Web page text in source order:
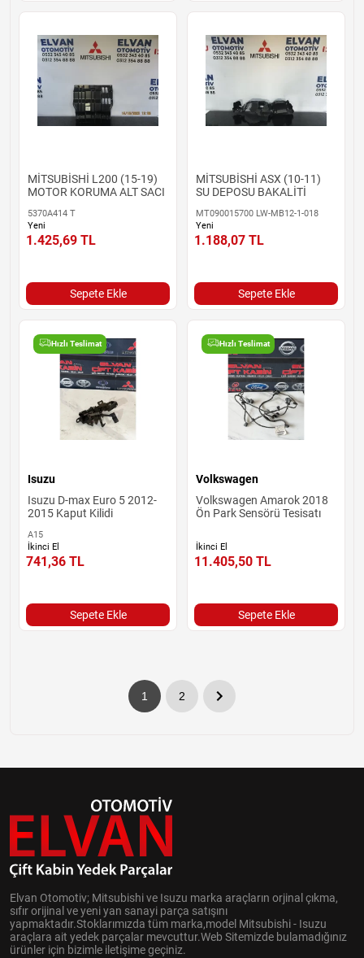
MİTSUBİSHİ L200 (15-19)
MOTOR KORUMA ALT SACI
5370A414 T
Yeni
1.425,69 TL
Sepete Ekle
MİTSUBİSHİ ASX (10-11)
SU DEPOSU BAKALİTİ
MT090015700 LW-MB12-1-018
Yeni
1.188,07 TL
Sepete Ekle
Hızlı Teslimat
Isuzu
Isuzu D-max Euro 5 2012-
2015 Kaput Kilidi
A15
İkinci El
741,36 TL
Sepete Ekle
Hızlı Teslimat
Volkswagen
Volkswagen Amarok 2018
Ön Park Sensörü Tesisatı
İkinci El
11.405,50 TL
Sepete Ekle
1 2
Elvan Otomotiv; Mitsubishi ve Isuzu marka araçların orjinal çıkma,
sıfır orijinal ve yeni yan sanayi parça satışını
yapmaktadır.Stoklarımızda tüm marka,model Mitsubishi - Isuzu
araçlara ait yedek parçalar mevcuttur.Web Sitemizde bulamadığınız
ürünler için bizimle iletişime geçiniz.